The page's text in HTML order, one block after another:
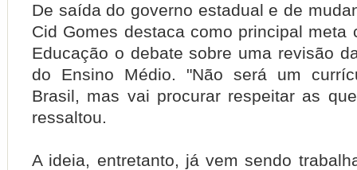
De saída do governo estadual e de
Cid Gomes destaca como principal meta
Educação o debate sobre uma revisão
do Ensino Médio. "Não será um
Brasil, mas vai procurar respeitar as
ressaltou.
A ideia, entretanto, já vem sendo